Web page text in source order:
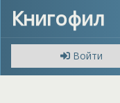
Книгофил
Войти